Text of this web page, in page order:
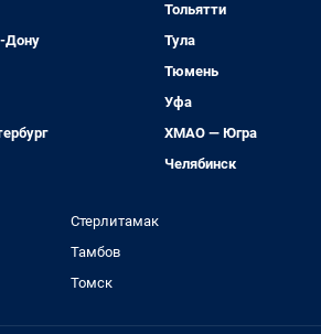
Дону
Тольятти
Тула
Тюмень
Уфа
ХМАО — Югра
Челябинск
Стерлитамак
Тамбов
Томск